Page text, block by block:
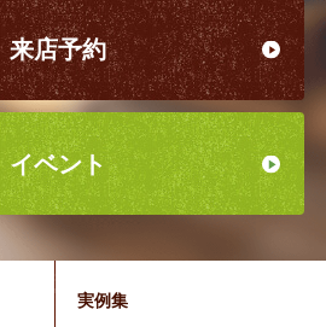
来店予約
イベント
実例集